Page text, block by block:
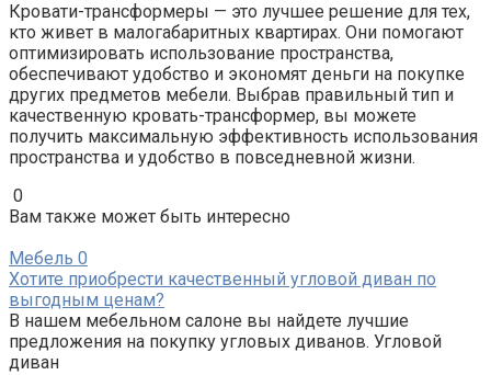
Кровати-трансформеры — это лучшее решение для тех,
кто живет в малогабаритных квартирах. Они помогают
оптимизировать использование пространства,
обеспечивают удобство и экономят деньги на покупке
других предметов мебели. Выбрав правильный тип и
качественную кровать-трансформер, вы можете
получить максимальную эффективность использования
пространства и удобство в повседневной жизни.
0
Вам также может быть интересно
Мебель 0
Хотите приобрести качественный угловой диван по
выгодным ценам?
В нашем мебельном салоне вы найдете лучшие
предложения на покупку угловых диванов. Угловой
диван